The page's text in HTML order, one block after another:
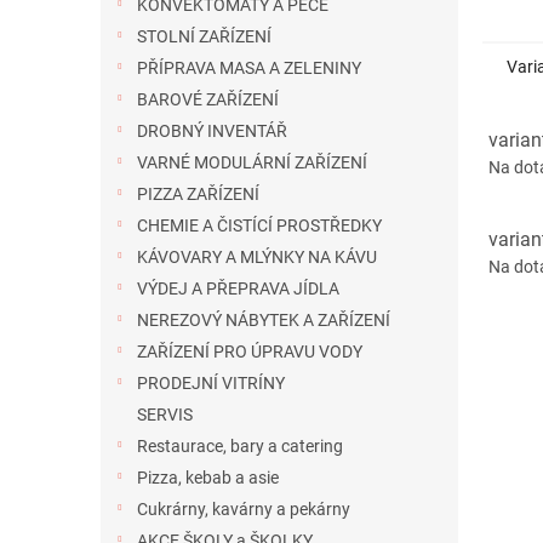
KONVEKTOMATY A PECE
STOLNÍ ZAŘÍZENÍ
PŘÍPRAVA MASA A ZELENINY
BAROVÉ ZAŘÍZENÍ
DROBNÝ INVENTÁŘ
VARNÉ MODULÁRNÍ ZAŘÍZENÍ
PIZZA ZAŘÍZENÍ
CHEMIE A ČISTÍCÍ PROSTŘEDKY
KÁVOVARY A MLÝNKY NA KÁVU
VÝDEJ A PŘEPRAVA JÍDLA
NEREZOVÝ NÁBYTEK A ZAŘÍZENÍ
ZAŘÍZENÍ PRO ÚPRAVU VODY
PRODEJNÍ VITRÍNY
SERVIS
Restaurace, bary a catering
Pizza, kebab a asie
Cukrárny, kavárny a pekárny
1 rok
Na
Na